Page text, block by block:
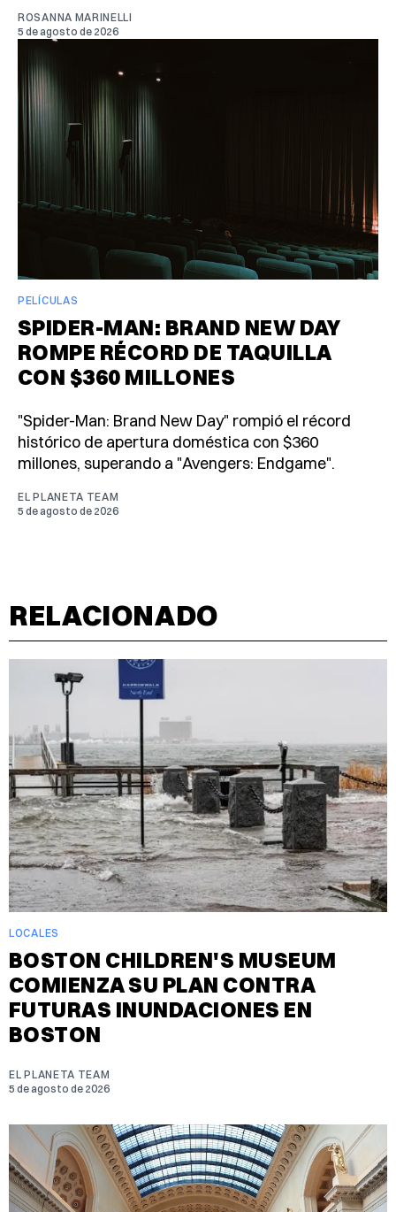
ROSANNA MARINELLI
5 de agosto de 2026
PELÍCULAS
SPIDER-MAN: BRAND NEW DAY
ROMPE RÉCORD DE TAQUILLA
CON $360 MILLONES
"Spider-Man: Brand New Day" rompió el récord
histórico de apertura doméstica con $360
millones, superando a "Avengers: Endgame".
EL PLANETA TEAM
5 de agosto de 2026
RELACIONADO
LOCALES
BOSTON CHILDREN'S MUSEUM
COMIENZA SU PLAN CONTRA
FUTURAS INUNDACIONES EN
BOSTON
EL PLANETA TEAM
5 de agosto de 2026